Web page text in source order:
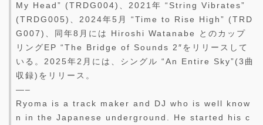
My Head” (TRDG004)、2021年 “String Vibrates”
(TRDG005)、2024年5月 “Time to Rise High” (TRD
G007)、同年8月には Hiroshi Watanabe とのカップ
リングEP “The Bridge of Sounds 2″をリリースして
いる。2025年2月には、シングル “An Entire Sky”(3曲
収録)をリリース。
—–
Ryoma is a track maker and DJ who is well know
n in the Japanese underground. He started his c